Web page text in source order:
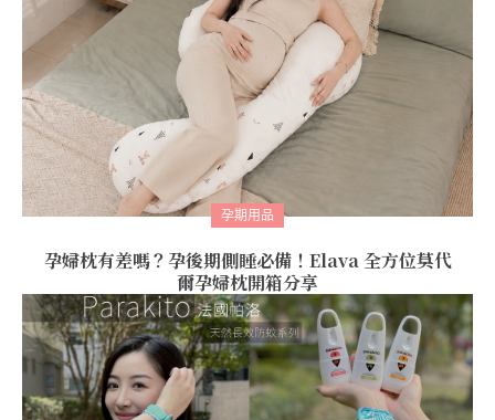
孕期用品
孕婦枕有差嗎？孕後期側睡必備！Elava 全方位莫代
爾孕婦枕開箱分享